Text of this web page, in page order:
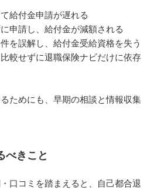
給付金申請が遅れる
申請し、給付金が減額される
を誤解し、給付金受給資格を失う
較せずに退職保険ナビだけに依存
ためにも、早期の相談と情報収集
べきこと
口コミを踏まえると、自己都合退